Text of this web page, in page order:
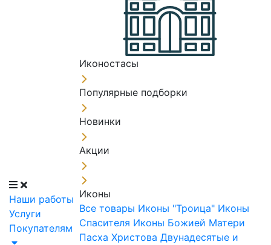
Наши работы
Услуги
Покупателям
Иконостасы
Популярные подборки
Новинки
Акции
Иконы
Все товары Иконы "Троица" Иконы
Спасителя Иконы Божией Матери
Пасха Христова Двунадесятые и